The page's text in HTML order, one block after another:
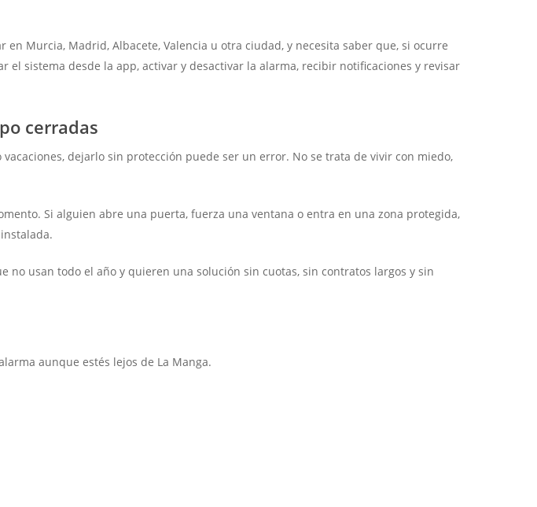
Murcia, Madrid, Albacete, Valencia u otra ciudad, y necesita saber que, si ocurre
sistema desde la app, activar y desactivar la alarma, recibir notificaciones y revisar
cerradas
dejarlo sin protección puede ser un error. No se trata de vivir con miedo,
Si alguien abre una puerta, fuerza una ventana o entra en una zona protegida,
usan todo el año y quieren una solución sin cuotas, sin contratos largos y sin
aunque estés lejos de La Manga.